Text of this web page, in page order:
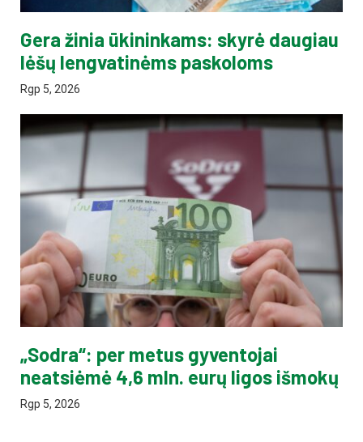
Gera žinia ūkininkams: skyrė daugiau
lėšų lengvatinėms paskoloms
Rgp 5, 2026
„Sodra“: per metus gyventojai
neatsiėmė 4,6 mln. eurų ligos išmokų
Rgp 5, 2026